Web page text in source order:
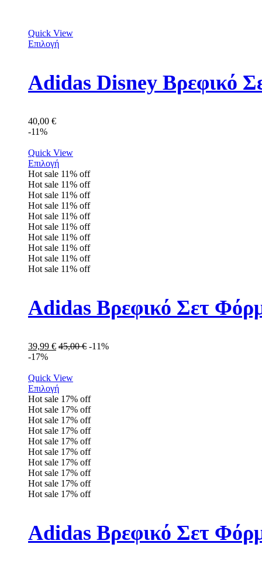
Quick View
Επιλογή
Adidas Disney Βρεφικό
40,00 €
-11%
Quick View
Επιλογή
Hot sale 11% off
Hot sale 11% off
Hot sale 11% off
Hot sale 11% off
Hot sale 11% off
Hot sale 11% off
Hot sale 11% off
Hot sale 11% off
Hot sale 11% off
Hot sale 11% off
Adidas Βρεφικό Σετ
39,99 € 45,00€ -11%
-17%
Quick View
Επιλογή
Hot sale 17% off
Hot sale 17% off
Hot sale 17% off
Hot sale 17% off
Hot sale 17% off
Hot sale 17% off
Hot sale 17% off
Hot sale 17% off
Hot sale 17% off
Hot sale 17% off
Adidas Βρεφικό Σετ